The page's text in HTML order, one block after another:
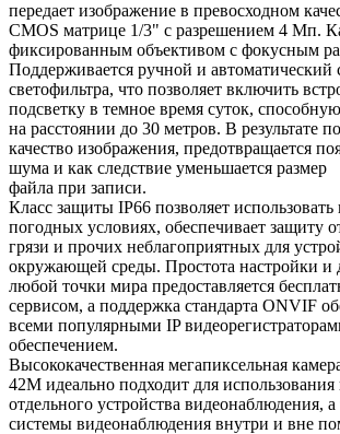
передает изображение в превосходном
CMOS матрице 1/3" с разрешением 4 Мп.
фиксированным объективом с фокусным
Поддерживается ручной и
светофильтра, что позволяет включить
подсветку в темное время суток,
на расстоянии до 30 метров. В результате
качество изображения, предотвращается
шума и как следствие уменьшается размер
файла при записи.
Класс защиты IP66 позволяет
погодных условиях, обеспечивает защиту
грязи и прочих неблагоприятных для
окружающей среды. Простота настройки и
любой точки мира предоставляется
сервисом, а поддержка стандарта ONVIF
всеми популярными IP
обеспечением.
Высококачественная мегапиксельная
42M идеально подходит для использования
отдельного устройства видеонаблюдения, а
системы видеонаблюдения внутри и вне